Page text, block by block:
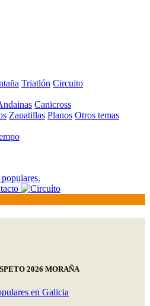
Triatlón Circuito
Canicross
Zapatillas Planos Otros temas
2026 MORAÑA
en Galicia